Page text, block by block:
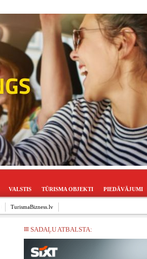
VALSTIS TŪRISMA OBJEKTI PIEDĀVĀJUMI
TurismaBizness.lv
SADAĻU ATBALSTA: